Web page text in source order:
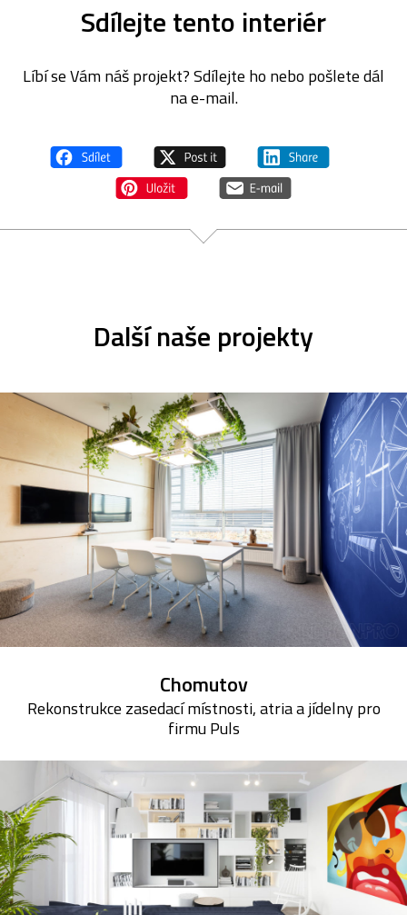
Sdílejte tento interiér
Líbí se Vám náš projekt? Sdílejte ho nebo pošlete dál
na e-mail.
Další naše projekty
Chomutov
Rekonstrukce zasedací místnosti, atria a jídelny pro
firmu Puls